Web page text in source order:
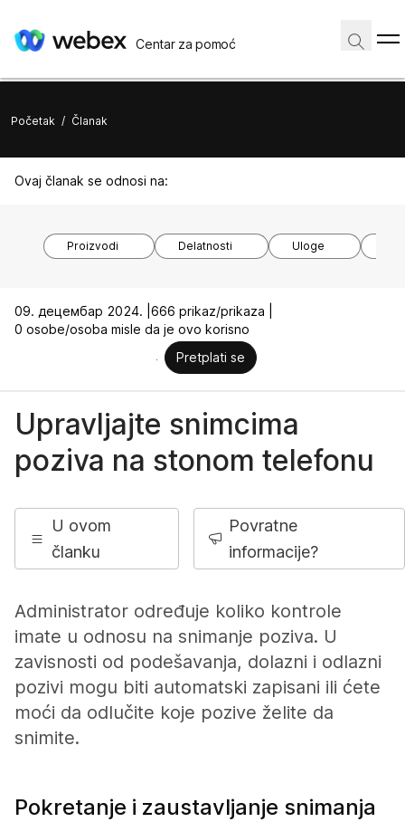
Centar za pomoć
Početak / Članak
Ovaj članak se odnosi na:
Proizvodi Delatnosti Uloge
09. децембар 2024. | 666 prikaz/prikaza |
0 osobe/osoba misle da je ovo korisno
Pretplati se
Upravljajte snimcima
poziva na stonom telefonu
U ovom
članku
Povratne
informacije?
Administrator određuje koliko kontrole
imate u odnosu na snimanje poziva. U
zavisnosti od podešavanja, dolazni i odlazni
pozivi mogu biti automatski zapisani ili ćete
moći da odlučite koje pozive želite da
snimite.
Pokretanje i zaustavljanje snimanja